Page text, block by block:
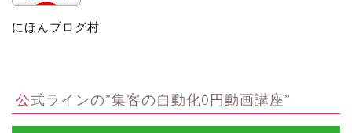
にほんブログ村
公式ラインの”集客の自動化0円動画講座”